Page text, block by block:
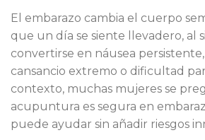
El embarazo cambia el cuerpo
que un día se siente llevadero, al
convertirse en náusea
cansancio extremo o dificultad
contexto, muchas mujeres se
acupuntura es segura en
puede ayudar sin añadir riesgos